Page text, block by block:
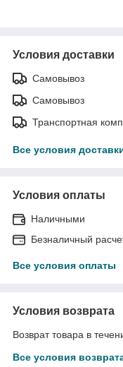
Условия доставки
Самовывоз
Самовывоз
Транспортная
Все условия
Условия оплаты
Наличными
Безналичный
Все условия оплаты
Условия возврата
Возврат товара в
Все условия